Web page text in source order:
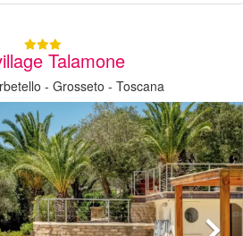
Talamone
- Grosseto - Toscana